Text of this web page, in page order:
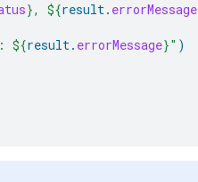
}, ${result. errorMessage
${result. errorMessage}" )